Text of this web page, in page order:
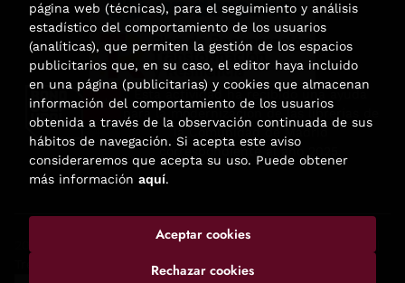
Esta actividad ha recibido una ayuda
para la modernización de las librerías de
la Comunidad de Madrid
correspondiente al año 2025.
. Todos los Derechos Reservados |
página web (técnicas), para el seguimiento y análisis
estadístico del comportamiento de los usuarios
(analíticas), que permiten la gestión de los espacios
publicitarios que, en su caso, el editor haya incluido
en una página (publicitarias) y cookies que almacenan
información del comportamiento de los usuarios
obtenida a través de la observación continuada de sus
hábitos de navegación. Si acepta este aviso
consideraremos que acepta su uso. Puede obtener
más información aquí.
Rechazar cookies
Aceptar cookies